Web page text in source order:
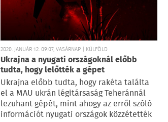
2020. JANUÁR 12. 09:07, VASÁRNAP | KÜLFÖLD
Ukrajna a nyugati országoknál előbb
tudta, hogy lelőtték a gépet
Ukrajna előbb tudta, hogy rakéta találta
el a MAU ukrán légitársaság Teheránnál
lezuhant gépét, mint ahogy az erről szóló
információt nyugati országok közzétették